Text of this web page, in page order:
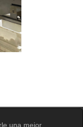
una mejor